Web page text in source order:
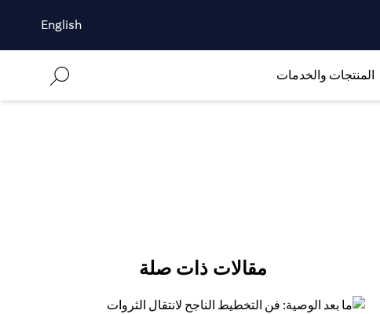
English
المنتجات والخدمات
مقالات ذات صلة